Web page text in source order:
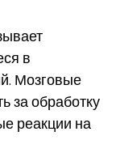
в
Мозговые
за обработку
реакции на